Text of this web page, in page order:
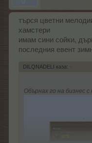
търся цветни
хамстери
имам сини сойки,
последния евент
DILQNADELI каза: ↑
Обърнах го на бизнес